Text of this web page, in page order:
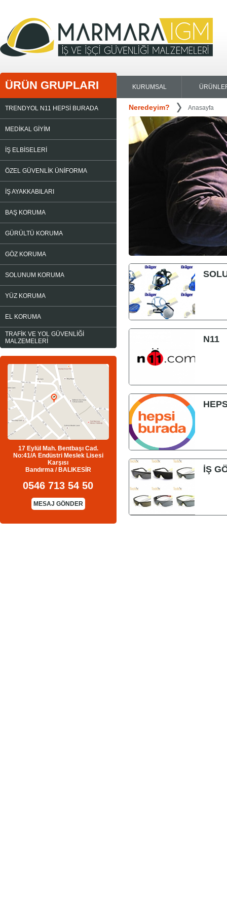
ÜRÜN GRUPLARI KURUMSAL
TRENDYOL N11 HEPSİ BURADA
MEDİKAL GİYİM
İŞ ELBİSELERİ
ÖZEL GÜVENLİK ÜNİFORMA
İŞ AYAKKABILARI
BAŞ KORUMA
GÜRÜLTÜ KORUMA
GÖZ KORUMA
SOLUNUM KORUMA
YÜZ KORUMA
EL KORUMA
TRAFİK VE YOL GÜVENLİĞİ
MALZEMELERİ
17 Eylül Mah. Bentbaşı Cad.
No:41/A Endüstri Meslek Lisesi
Karşısı
Bandırma / BALIKESİR
0546 713 54 50
MESAJ GÖNDER
Neredeyim? Anasayfa
N11
İŞ